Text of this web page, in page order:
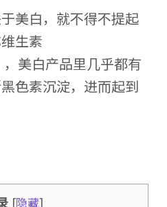
美白，就不得不提起
生素
美白产品里几乎都有
色素沉淀，进而起到
[隐藏]